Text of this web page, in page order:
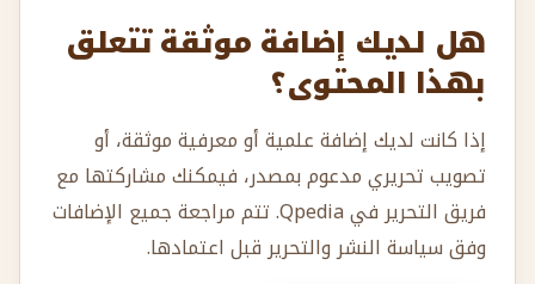
هل لديك إضافة موثقة تتعلق
بهذا المحتوى؟
إذا كانت لديك إضافة علمية أو معرفية موثقة، أو
تصويب تحريري مدعوم بمصدر، فيمكنك مشاركتها مع
فريق التحرير في Qpedia. تتم مراجعة جميع الإضافات
وفق سياسة النشر والتحرير قبل اعتمادها.